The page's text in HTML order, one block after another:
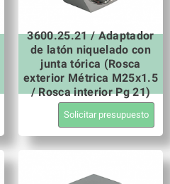
3600.25.21 / Adaptador
de latón niquelado con
junta tórica (Rosca
exterior Métrica M25x1.5
/ Rosca interior Pg 21)
Solicitar presupuesto